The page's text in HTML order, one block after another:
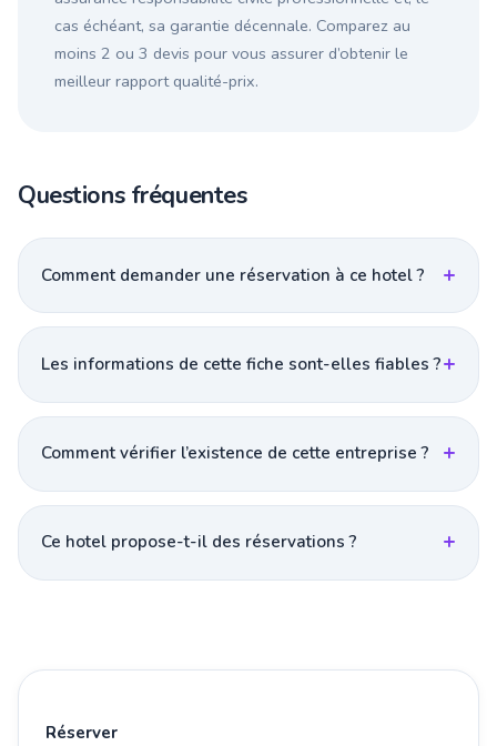
cas échéant, sa garantie décennale. Comparez au
moins 2 ou 3 devis pour vous assurer d’obtenir le
meilleur rapport qualité-prix.
Questions fréquentes
Comment demander une réservation à ce hotel ?
Les informations de cette fiche sont-elles fiables ?
Comment vérifier l’existence de cette entreprise ?
Ce hotel propose-t-il des réservations ?
Réserver